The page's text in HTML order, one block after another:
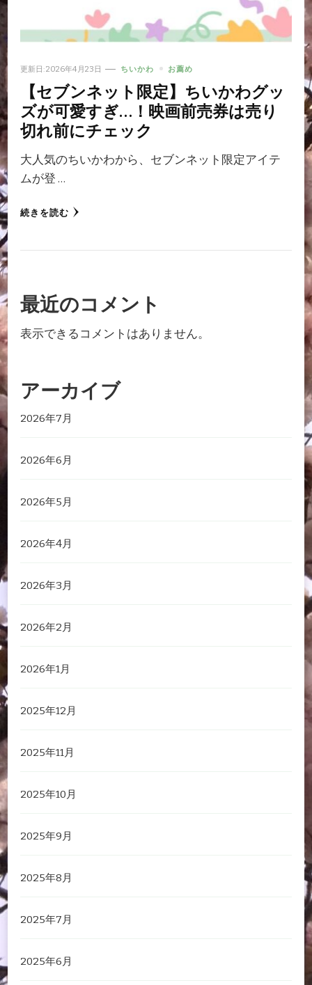
更新日:2026年4月23日 ちいかわ お薦め
【セブンネット限定】ちいかわグッ
ズが可愛すぎ…！映画前売券は売り
切れ前にチェック
大人気のちいかわから、セブンネット限定アイテ
ムが登 …
続きを読む
最近のコメント
表示できるコメントはありません。
アーカイブ
2026年7月
2026年6月
2026年5月
2026年4月
2026年3月
2026年2月
2026年1月
2025年12月
2025年11月
2025年10月
2025年9月
2025年8月
2025年7月
2025年6月